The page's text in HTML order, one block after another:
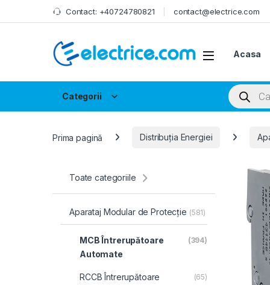
Skip to navigation
Skip to content Contact: +40724780821 contact@electrice.com
Acasa
Categorii
Products
Prima pagină Distribuția Energiei
Toate categoriile
Aparataj Modular de Protecție (581)
MCB Întrerupătoare
Automate
(394)
RCCB Întrerupătoare
(65)